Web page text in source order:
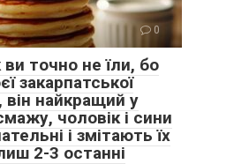
0
точно не їли, бо
закарпатської
він найкращий у
чоловік і сини
і змітають їх
2-3 останні